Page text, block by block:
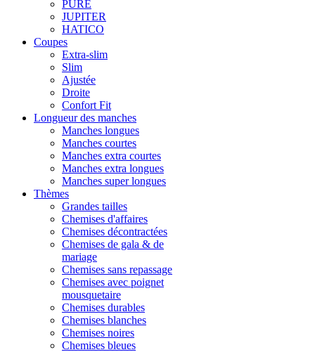
PURE
JUPITER
HATICO
Coupes
Extra-slim
Slim
Ajustée
Droite
Confort Fit
Longueur des manches
Manches longues
Manches courtes
Manches extra courtes
Manches extra longues
Manches super longues
Thèmes
Grandes tailles
Chemises d'affaires
Chemises décontractées
Chemises de gala & de
mariage
Chemises sans repassage
Chemises avec poignet
mousquetaire
Chemises durables
Chemises blanches
Chemises noires
Chemises bleues